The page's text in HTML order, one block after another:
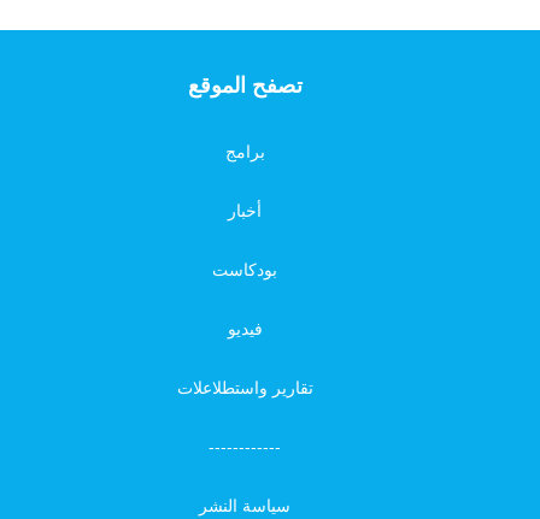
تصفح الموقع
برامج
أخبار
بودكاست
فيديو
تقارير واستطلاعلات
------------
سياسة النشر